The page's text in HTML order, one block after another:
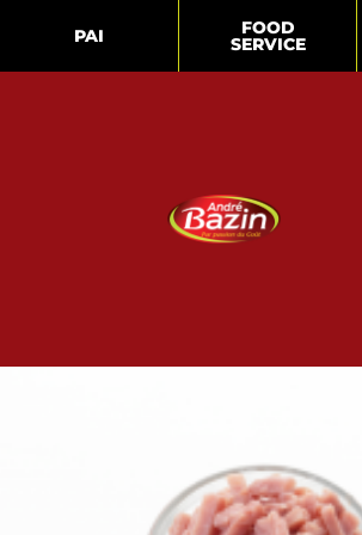
PAI FOOD
SERVICE